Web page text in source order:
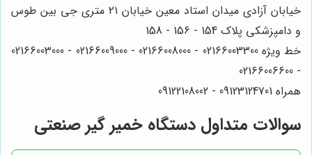
خیابان آزادی میدان استاد معین خیابان ۲۱ متری جی بین طوس
و دامپزشکی پلاک 154 - 156 - 158
خط ویژه 02166003300 - 02166008000 - 02166009000 - 02166003000
- 02166006600
همراه 09123124701 - 09122108002
سوالات متداول دستگاه خمیر گیر صنعتی